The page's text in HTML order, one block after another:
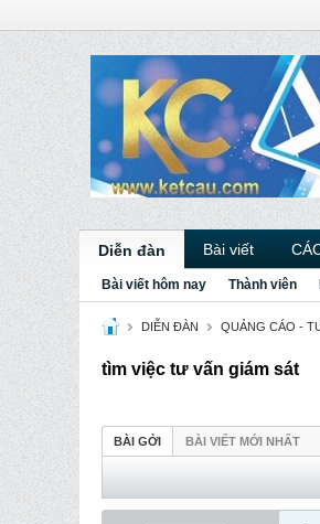
Diễn đàn Bài viết
Bài viết hôm nay Thành viên
DIỄN ĐÀN QUẢNG CÁO -
tìm việc tư vấn giám sát
BÀI GỞI BÀI VIẾT MỚI NHẤT